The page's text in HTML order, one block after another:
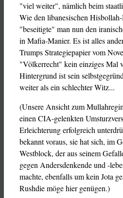
"viel weiter", nämlich beim
Wie den libanesischen
"beseitigte" man nun den
in Mafia-Manier. Es ist alles
Trumps Strategiepapier vom
"Völkerrecht" kein einziges Mal
Hintergrund ist sein
weiter als ein schlechter Witz...
(Unsere Ansicht zum
einen CIA-gelenkten
Erleichterung erfolgreich
bekannt voraus, sie hat sich, im
Westblock, der aus seinem
gegen Andersdenkende und -
machte, ebenfalls um kein Jota
Rushdie möge hier genügen.)